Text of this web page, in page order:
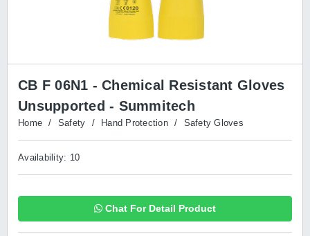
CB F 06N1 - Chemical Resistant Gloves
Unsupported - Summitech
Home / Safety / Hand Protection / Safety Gloves
Availability: 10
Chat For Detail Product